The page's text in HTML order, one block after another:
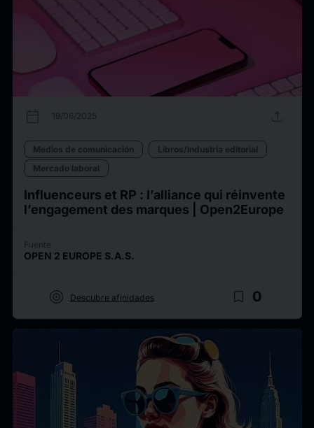
calendar_today 19/06/2025 upload
Medios de comunicación
Libros/Industria editorial
Mercado laboral
Influenceurs et RP : l’alliance qui réinvente
l’engagement des marques | Open2Europe
Fuente
OPEN 2 EUROPE S.A.S.
target Descubre afinidades bookmark_border 0